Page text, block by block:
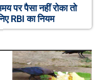
पैसा नहीं रोका तो
RBI का नियम